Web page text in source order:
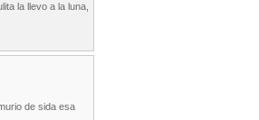
la llevo a la luna,
de sida esa